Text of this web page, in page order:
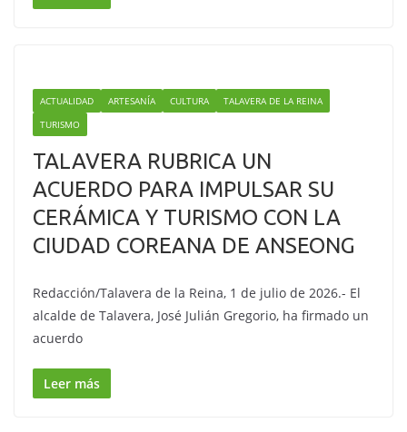
ACTUALIDAD ARTESANÍA CULTURA
TALAVERA DE LA REINA
TURISMO
TALAVERA RUBRICA UN
ACUERDO PARA IMPULSAR SU
CERÁMICA Y TURISMO CON LA
CIUDAD COREANA DE ANSEONG
Redacción/Talavera de la Reina, 1 de julio de 2026.- El
alcalde de Talavera, José Julián Gregorio, ha firmado un
acuerdo
Leer más